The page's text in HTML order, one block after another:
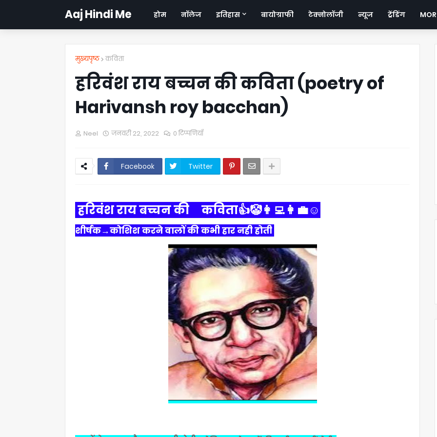
Aaj Hindi Me होम नॉलेज इतिहास बायोग्राफी टेक्नोलॉजी न्यूज ट्रेंडिंग
मुख्यपृष्ठ कविता
हरिवंश राय बच्चन की कविता (poetry of
Harivansh roy bacchan)
Neel जनवरी 22, 2022 0 टिप्पणियाँ
Facebook Twitter
हरिवंश राय बच्चन की कविता👍🤡👩‍💻👩‍💼☺️
शीर्षक→कोशिश करने वालों की कभी हार नही होती